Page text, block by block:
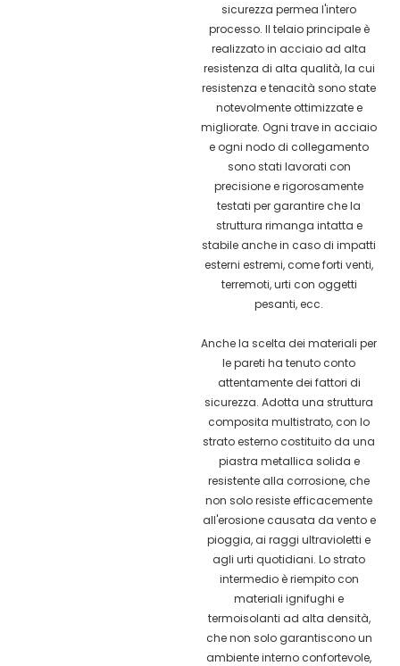
sicurezza permea l'intero
processo. Il telaio principale è
realizzato in acciaio ad alta
resistenza di alta qualità, la cui
resistenza e tenacità sono state
notevolmente ottimizzate e
migliorate. Ogni trave in acciaio
e ogni nodo di collegamento
sono stati lavorati con
precisione e rigorosamente
testati per garantire che la
struttura rimanga intatta e
stabile anche in caso di impatti
esterni estremi, come forti venti,
terremoti, urti con oggetti
pesanti, ecc.
Anche la scelta dei materiali per
le pareti ha tenuto conto
attentamente dei fattori di
sicurezza. Adotta una struttura
composita multistrato, con lo
strato esterno costituito da una
piastra metallica solida e
resistente alla corrosione, che
non solo resiste efficacemente
all'erosione causata da vento e
pioggia, ai raggi ultravioletti e
agli urti quotidiani. Lo strato
intermedio è riempito con
materiali ignifughi e
termoisolanti ad alta densità,
che non solo garantiscono un
ambiente interno confortevole,